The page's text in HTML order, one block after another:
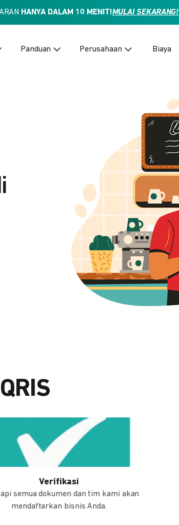
HANYA DALAM 10 MENIT!MULAI SEKARANG!
Panduan Perusahaan Biaya
Verifikasi
semua dokumen dan tim kami akan
mendaftarkan bisnis Anda.